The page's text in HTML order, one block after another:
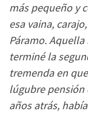
más pequeño y
esa vaina,
Páramo.
terminé la
tremenda en
lúgubre pensión
años atrás,